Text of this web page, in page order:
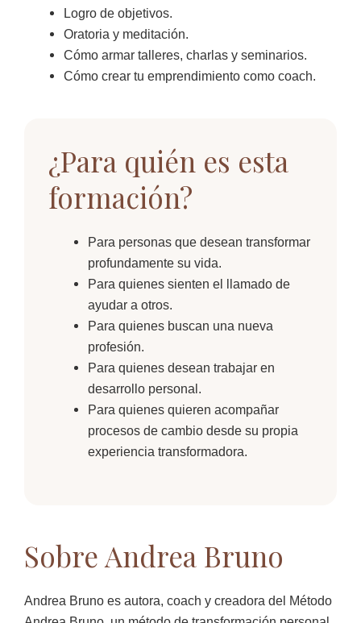
Logro de objetivos.
Oratoria y meditación.
Cómo armar talleres, charlas y seminarios.
Cómo crear tu emprendimiento como coach.
¿Para quién es esta
formación?
Para personas que desean transformar
profundamente su vida.
Para quienes sienten el llamado de
ayudar a otros.
Para quienes buscan una nueva
profesión.
Para quienes desean trabajar en
desarrollo personal.
Para quienes quieren acompañar
procesos de cambio desde su propia
experiencia transformadora.
Sobre Andrea Bruno
Andrea Bruno es autora, coach y creadora del Método